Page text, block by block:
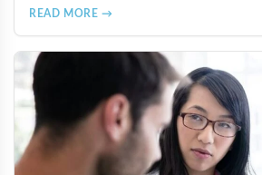
READ MORE →